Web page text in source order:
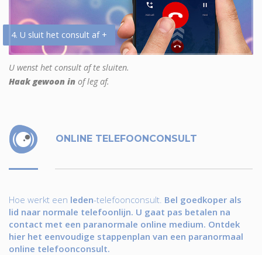
4. U sluit het consult af +
U wenst het consult af te sluiten.
Haak gewoon in of leg af.
ONLINE TELEFOONCONSULT
Hoe werkt een leden-telefoonconsult. Bel goedkoper als
lid naar normale telefoonlijn. U gaat pas betalen na
contact met een paranormale online medium. Ontdek
hier het eenvoudige stappenplan van een paranormaal
online telefoonconsult.